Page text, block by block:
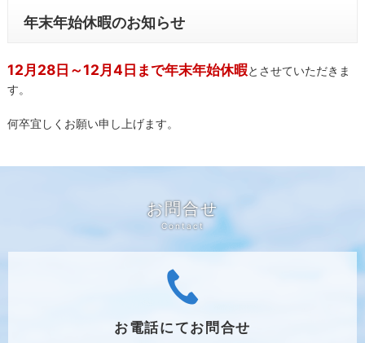
年末年始休暇のお知らせ
12月28日～12月4日まで年末年始休暇とさせていただきま
す。
何卒宜しくお願い申し上げます。
お問合せ
お電話にてお問合せ